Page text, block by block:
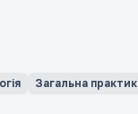
Загальна